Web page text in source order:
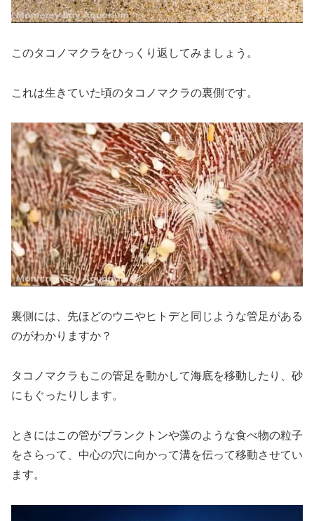
このタコノマクラをひっくり返してみましょう。
これは生きていた頃のタコノマクラの裏側です。
裏側には、先ほどのウニやヒトデと同じような管足がある
のがわかりますか？
タコノマクラもこの管足を動かして海底を移動したり、砂
にもぐったりします。
ときにはこの管がプランクトンや藻のような食べ物の粒子
をさらって、中心の穴に向かって溝を伝って移動させてい
ます。